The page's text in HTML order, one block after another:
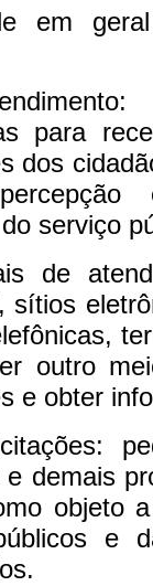
em
para
dos
serviço
de
sítios
outro
e obter
e demais
objeto
e